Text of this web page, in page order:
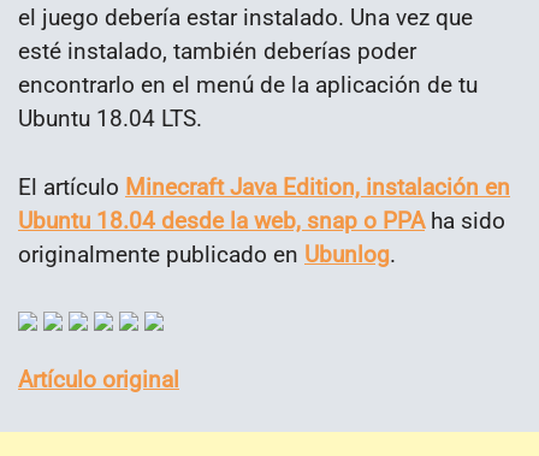
el juego debería estar instalado. Una vez que
esté instalado, también deberías poder
encontrarlo en el menú de la aplicación de tu
Ubuntu 18.04 LTS.
El artículo Minecraft Java Edition, instalación en
Ubuntu 18.04 desde la web, snap o PPAha sido
originalmente publicado en Ubunlog.
Artículo original